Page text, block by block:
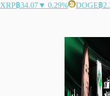
XRP฿34.07▼ 0.29% DOGE฿